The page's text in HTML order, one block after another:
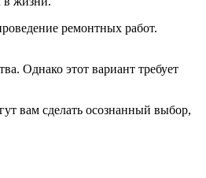
ремонтных работ.
Однако этот вариант требует
вам сделать осознанный выбор,